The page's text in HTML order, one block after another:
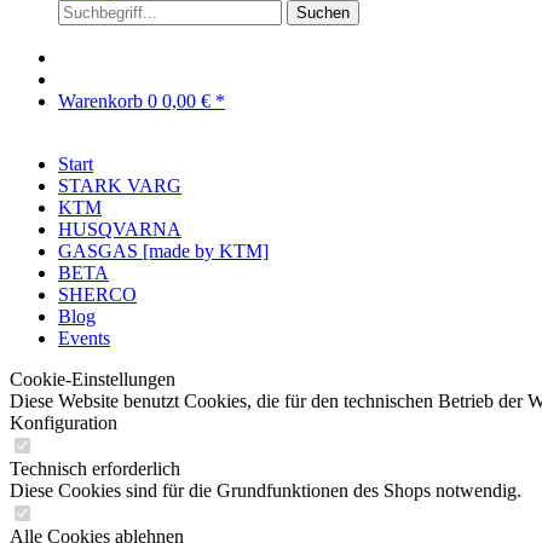
Suchen
Warenkorb 0 0,00 € *
Start
STARK VARG
KTM
HUSQVARNA
GASGAS [made by KTM]
BETA
SHERCO
Blog
Events
Cookie-Einstellungen
Diese Website benutzt Cookies, die für den technischen Betrieb der
Konfiguration
Technisch erforderlich
Diese Cookies sind für die Grundfunktionen des Shops notwendig.
Alle Cookies ablehnen